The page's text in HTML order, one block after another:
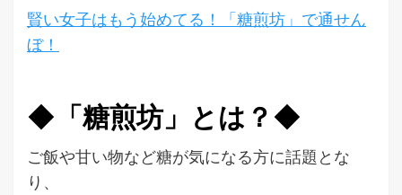
賢い女子はもう始めてる！「糖煎坊」で通せん
ぼ！
◆「糖煎坊」とは？◆
ご飯や甘い物など糖が気になる方に話題とな
り、